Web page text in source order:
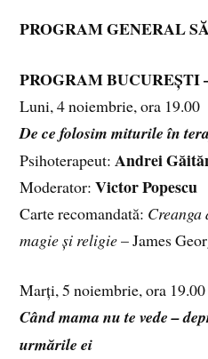
PROGRAM GENERAL
PROGRAM BUCUREȘTI
Luni, 4 noiembrie, ora 19.00
De ce folosim miturile în
Psihoterapeut: Andrei
Moderator:Victor Popescu
Carte recomandată: Creanga
magie și religie– James
Marți, 5 noiembrie, ora 19.00
Când mama nu te vede –
urmările ei